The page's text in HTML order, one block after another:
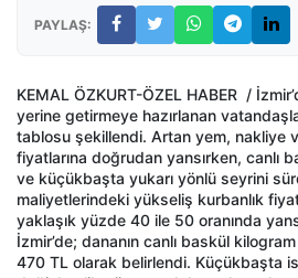
PAYLAŞ:
KEMAL ÖZKURT-ÖZEL HABER /
yerine getirmeye hazırlanan
tablosu şekillendi. Artan yem, nakliye
fiyatlarına doğrudan yansırken, canlı
ve küçükbaşta yukarı yönlü seyrini
maliyetlerindeki yükseliş kurbanlık
yaklaşık yüzde 40 ile 50 oranında
İzmir’de; dananın canlı baskül
470 TL olarak belirlendi. Küçükbaşta